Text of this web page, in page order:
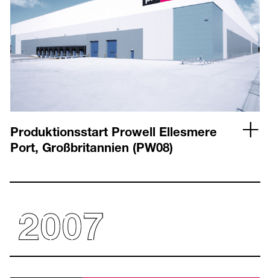
Produktionsstart Prowell Ellesmere
Port, Großbritannien (PW08)